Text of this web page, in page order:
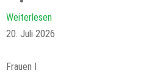
Weiterlesen
20. Juli 2026
Frauen I